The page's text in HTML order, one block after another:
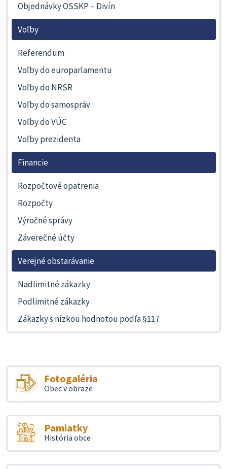
Objednávky OSSKP – Divín
Voľby
Referendum
Voľby do europarlamentu
Voľby do NRSR
Voľby do samospráv
Voľby do VÚC
Voľby prezidenta
Financie
Rozpočtové opatrenia
Rozpočty
Výročné správy
Záverečné účty
Verejné obstarávanie
Nadlimitné zákazky
Podlimitné zákazky
Zákazky s nízkou hodnotou podľa §117
Fotogaléria
Obec v obraze
Pamiatky
História obce